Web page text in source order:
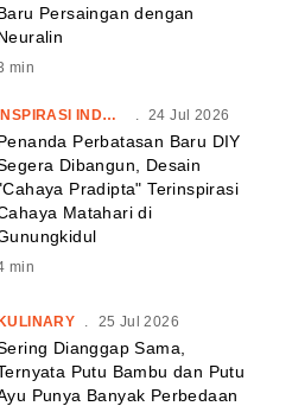
Persaingan dengan
min
INSPIRASI INDONESIA 24 Jul 2026
Perbatasan Baru DIY
Dibangun, Desain
Pradipta" Terinspirasi
Matahari di
min
. 25 Jul 2026
Dianggap Sama,
Putu Bambu dan Putu
Punya Banyak Perbedaan